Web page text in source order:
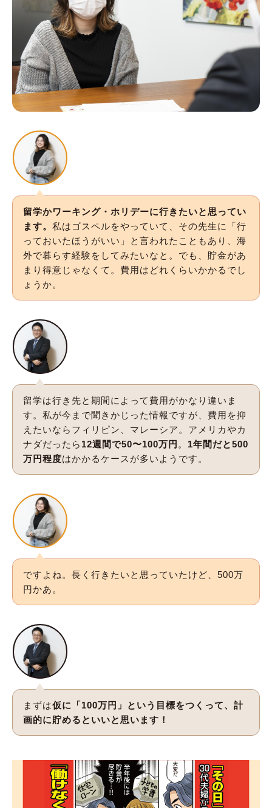
留学かワーキング・ホリデーに行きたいと思ってい
ます。 私はゴスペルをやっていて、その先生に「行
っておいたほうがいい」と言われたこともあり、海
外で暮らす経験をしてみたいなと。でも、貯金があ
まり得意じゃなくて。費用はどれくらいかかるでし
ょうか。
留学は行き先と期間によって費用がかなり違いま
す。私が今まで聞きかじった情報ですが、費用を抑
えたいならフィリピン、マレーシア。アメリカやカ
ナダだったら 12週間で50〜100万円 。 1年間だと500
万円程度はかかるケースが多いようです。
ですよね。長く行きたいと思っていたけど、500万
円かあ。
まずは仮に「100万円」という目標をつくって、計
画的に貯めるといいと思います！